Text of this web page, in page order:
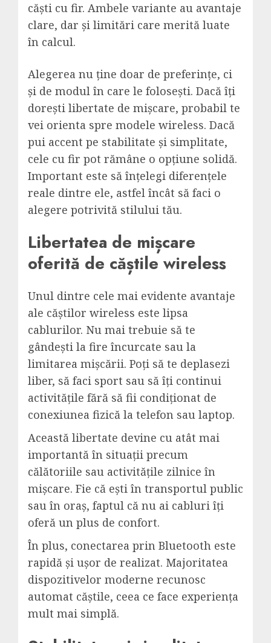
căști cu fir. Ambele variante au avantaje
clare, dar și limitări care merită luate
în calcul.
Alegerea nu ține doar de preferințe, ci
și de modul în care le folosești. Dacă îți
dorești libertate de mișcare, probabil te
vei orienta spre modele wireless. Dacă
pui accent pe stabilitate și simplitate,
cele cu fir pot rămâne o opțiune solidă.
Important este să înțelegi diferențele
reale dintre ele, astfel încât să faci o
alegere potrivită stilului tău.
Libertatea de mișcare
oferită de căștile wireless
Unul dintre cele mai evidente avantaje
ale căștilor wireless este lipsa
cablurilor. Nu mai trebuie să te
gândești la fire încurcate sau la
limitarea mișcării. Poți să te deplasezi
liber, să faci sport sau să îți continui
activitățile fără să fii condiționat de
conexiunea fizică la telefon sau laptop.
Această libertate devine cu atât mai
importantă în situații precum
călătoriile sau activitățile zilnice în
mișcare. Fie că ești în transportul public
sau în oraș, faptul că nu ai cabluri îți
oferă un plus de confort.
În plus, conectarea prin Bluetooth este
rapidă și ușor de realizat. Majoritatea
dispozitivelor moderne recunosc
automat căștile, ceea ce face experiența
mult mai simplă.